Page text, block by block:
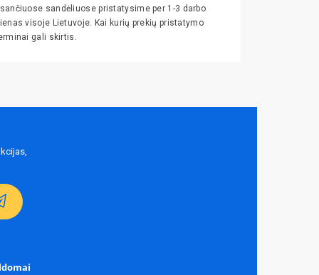
sandėliuose pristatysime per 1-3 darbo
visoje Lietuvoje. Kai kurių prekių pristatymo
gali skirtis.